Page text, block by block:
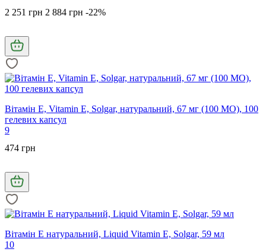
2 251 грн 2 884 грн -22%
Вітамін Е, Vitamin E, Solgar, натуральний, 67 мг (100 МО), 100
гелевих капсул
9
474 грн
Вітамін Е натуральний, Liquid Vitamin E, Solgar, 59 мл
10